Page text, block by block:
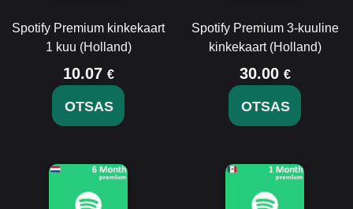
Spotify Premium kinkekaart
1 kuu (Holland)
10.07 €
OTSAS
Spotify Premium 3-kuuline
kinkekaart (Holland)
30.00 €
OTSAS